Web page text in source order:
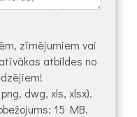
zīmējumiem vai
atbildes no
dwg, xls, xlsx).
15 MB.